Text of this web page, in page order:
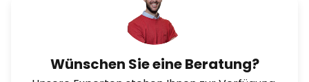
Wünschen Sie eine Beratung?